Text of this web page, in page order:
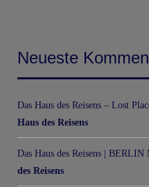
Neueste
Das Haus des Reisens – Lost
Haus des Reisens
Das Haus des Reisens | BERLIN
des Reisens